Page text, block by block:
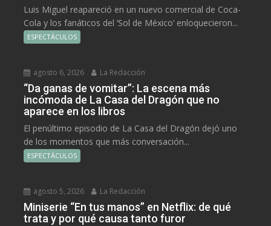
Luis Miguel reapareció en un nuevo comercial de Coca-
Cola y los fanáticos del ‘Sol de México’ enloquecieron...
ESPECTÁCULOS
agosto 6, 2026 La Redacción
“Da ganas de vomitar”: La escena más
incómoda de La Casa del Dragón que no
aparece en los libros
El penúltimo episodio de La Casa del Dragón dejó uno
de los momentos que más conversación...
ESPECTÁCULOS
agosto 5, 2026 La Redacción
Miniserie “En tus manos” en Netflix: de qué
trata y por qué causa tanto furor